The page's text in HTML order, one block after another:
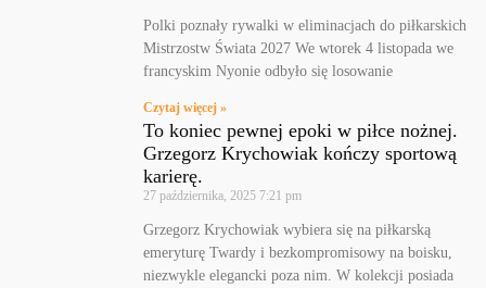
Polki poznały rywalki w eliminacjach do piłkarskich
Mistrzostw Świata 2027 We wtorek 4 listopada we
francyskim Nyonie odbyło się losowanie
Czytaj więcej »
To koniec pewnej epoki w piłce nożnej.
Grzegorz Krychowiak kończy sportową
karierę.
27 października, 2025 7:21 pm
Grzegorz Krychowiak wybiera się na piłkarską
emeryturę Twardy i bezkompromisowy na boisku,
niezwykle elegancki poza nim. W kolekcji posiada